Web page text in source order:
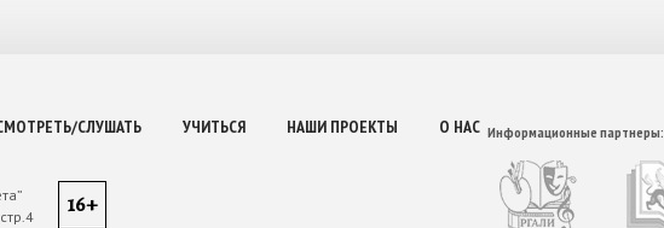
СЛУШАТЬ УЧИТЬСЯ НАШИ ПРОЕКТЫ О НАС Информационные партнеры:
16+